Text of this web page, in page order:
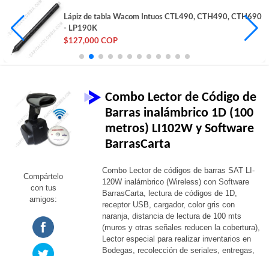
Lector código barras 2D/1D con base, puerto USB -
STAR-6267
$216,900 COP
Compártelo
con tus
amigos:
Combo Lector de Código de
Barras inalámbrico 1D (100
metros) LI102W y Software
BarrasCarta
Combo Lector de códigos de barras SAT LI-
120W inalámbrico (Wireless) con Software
BarrasCarta, lectura de códigos de 1D,
receptor USB, cargador, color gris con
naranja, distancia de lectura de 100 mts
(muros y otras señales reducen la cobertura),
Lector especial para realizar inventarios en
Bodegas, recolección de seriales, entregas,